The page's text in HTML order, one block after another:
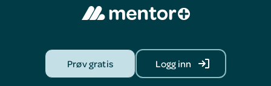
Prøv gratis Logg inn